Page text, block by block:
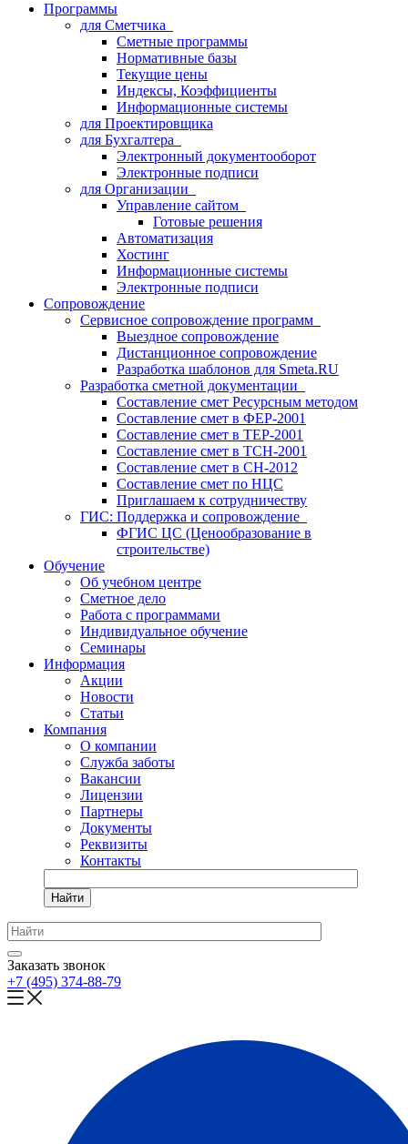
Программы
для Сметчика
Сметные программы
Нормативные базы
Текущие цены
Индексы, Коэффициенты
Информационные системы
для Проектировщика
для Бухгалтера
Электронный документооборот
Электронные подписи
для Организации
Управление сайтом
Готовые решения
Автоматизация
Хостинг
Информационные системы
Электронные подписи
Сопровождение
Сервисное сопровождение программ
Выездное сопровождение
Дистанционное сопровождение
Разработка шаблонов для Smeta.RU
Разработка сметной документации
Составление смет Ресурсным методом
Составление смет в ФЕР-2001
Составление смет в ТЕР-2001
Составление смет в ТСН-2001
Составление смет в СН-2012
Составление смет по НЦС
Приглашаем к сотрудничеству
ГИС: Поддержка и сопровождение
ФГИС ЦС (Ценообразование в
строительстве)
Обучение
Об учебном центре
Сметное дело
Работа с программами
Индивидуальное обучение
Семинары
Информация
Акции
Новости
Статьи
Компания
О компании
Служба заботы
Вакансии
Лицензии
Партнеры
Документы
Реквизиты
Контакты
Найти
Заказать звонок
+7 (495) 374-88-79